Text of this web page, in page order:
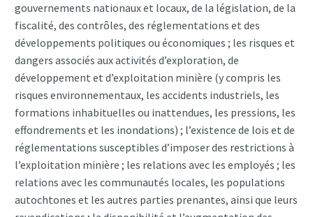
gouvernements nationaux et locaux, de la législation, de la
fiscalité, des contrôles, des réglementations et des
développements politiques ou économiques ; les risques et
dangers associés aux activités d’exploration, de
développement et d’exploitation minière (y compris les
risques environnementaux, les accidents industriels, les
formations inhabituelles ou inattendues, les pressions, les
effondrements et les inondations) ; l’existence de lois et de
réglementations susceptibles d’imposer des restrictions à
l’exploitation minière ; les relations avec les employés ; les
relations avec les communautés locales, les populations
autochtones et les autres parties prenantes, ainsi que leurs